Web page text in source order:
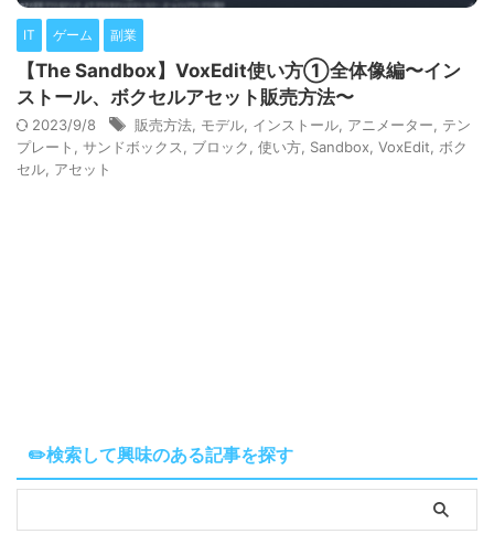
IT ゲーム 副業
【The Sandbox】VoxEdit使い方①全体像編〜イン
ストール、ボクセルアセット販売方法〜
2023/9/8 販売方法 モデル インストール アニメーター
テン
プレート
サンドボックス ブロック 使い方 Sandbox VoxEdit
ボク
セル アセット
✏️検索して興味のある記事を探す